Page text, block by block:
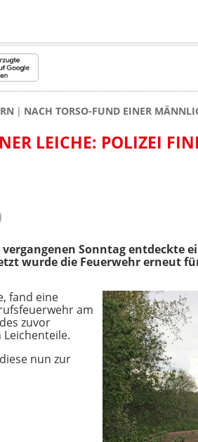
NACH TORSO-FUND EINER
LEICHE: POLIZEI
vergangenen Sonntag entdeckte
wurde die Feuerwehr erneut
fand eine
am
zuvor
nun zur